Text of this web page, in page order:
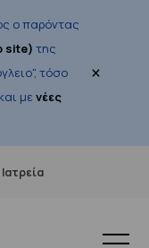
ο παρόντας
site) της
τόσο
μενέες
×